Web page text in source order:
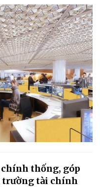
thống, góp
trường tài chính